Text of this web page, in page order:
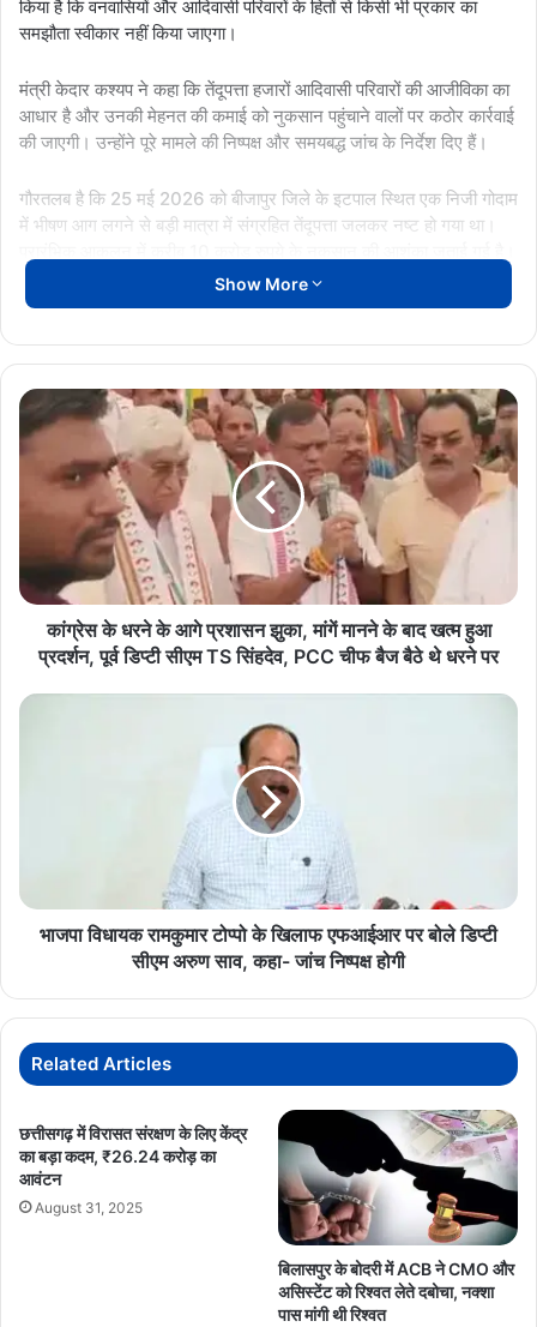
किया है कि वनवासियों और आदिवासी परिवारों के हितों से किसी भी प्रकार का
समझौता स्वीकार नहीं किया जाएगा।
मंत्री केदार कश्यप ने कहा कि तेंदूपत्ता हजारों आदिवासी परिवारों की आजीविका का
आधार है और उनकी मेहनत की कमाई को नुकसान पहुंचाने वालों पर कठोर कार्रवाई
की जाएगी। उन्होंने पूरे मामले की निष्पक्ष और समयबद्ध जांच के निर्देश दिए हैं।
गौरतलब है कि 25 मई 2026 को बीजापुर जिले के इटपाल स्थित एक निजी गोदाम
में भीषण आग लगने से बड़ी मात्रा में संग्रहित तेंदूपत्ता जलकर नष्ट हो गया था।
शासन ने घटना के कारणों, सुरक्षा मानकों, गोदामीकरण प्रक्रिया और
भविष्य में ऐसी घटनाओं को रोकने के लिए सुरक्षा और निगरानी व्यवस्था मजबूत
करने की बात कही गई है।
BijapurFire Chhattisgarh DFO
ForestDepartment ForestMinister
KedarKashyap
Show More
कांग्रेस
धरने
झुका,
मानने
हुआ
चीफ
धरने
कांग्रेस के धरने के आगे प्रशासन झुका, मांगें मानने के बाद खत्म हुआ
प्रदर्शन, पूर्व डिप्टी सीएम TS सिंहदेव, PCC चीफ बैज बैठे थे धरने पर
भाजपा
बोले
डिप्टी
जांच
निष्पक्ष
भाजपा विधायक रामकुमार टोप्पो के खिलाफ एफआईआर पर बोले डिप्टी
सीएम अरुण साव, कहा- जांच निष्पक्ष होगी
Related Articles
छत्तीसगढ़ में विरासत संरक्षण के लिए केंद्र
का बड़ा कदम, ₹26.24 करोड़ का
आवंटन
August 31, 2025
बिलासपुर के बोदरी में ACB ने CMO और
असिस्टेंट को रिश्वत लेते दबोचा, नक्शा
पास मांगी थी रिश्वत